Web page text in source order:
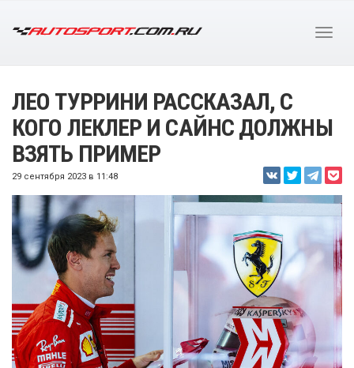
ЛЕО ТУРРИНИ РАССКАЗАЛ, С
КОГО ЛЕКЛЕР И САЙНС ДОЛЖНЫ
ВЗЯТЬ ПРИМЕР
29 сентября 2023 в 11:48